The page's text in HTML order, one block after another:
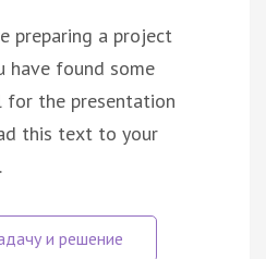
preparing a project
have found some
the presentation
this text to your